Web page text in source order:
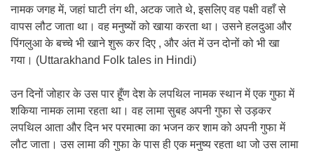
नामक जगह में, जहां घाटी तंग थी, अटक जाते थे, इसलिए वह पक्षी वहाँ से
वापस लौट जाता था। वह मनुष्यों को खाया करता था। उसने हलदुआ और
पिंगलुआ के बच्चे भी खाने शुरू कर दिए , और अंत में उन दोनों को भी खा
गया। (Uttarakhand Folk tales in Hindi)
उन दिनों जोहार के उस पार हूँण देश के लपथिल नामक स्थान में एक गुफा में
शकिया नामक लामा रहता था। वह लामा सुबह अपनी गुफा से उड़कर
लपथिल आता और दिन भर परमात्मा का भजन कर शाम को अपनी गुफा में
लौट जाता। उस लामा की गुफा के पास ही एक मनुष्य रहता था जो उस लामा